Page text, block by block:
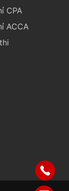
CPA
ACCA